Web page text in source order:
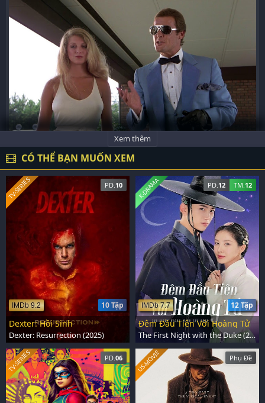
Xem thêm
CÓ THỂ BẠN MUỐN XEM
PD. 10
10 Tập
IMDb 9.2
TV-SERIES
Dexter: Hồi Sinh
Dexter: Resurrection (2025)
PD. 12 TM. 12
12 Tập
IMDb 7.7
K-DRAMA
Đêm Đầu Tiên Với Hoàng Tử
The First Night with the Duke (2025)
PD. 06
TV-SERIES Phụ Đề
US-MOVIE